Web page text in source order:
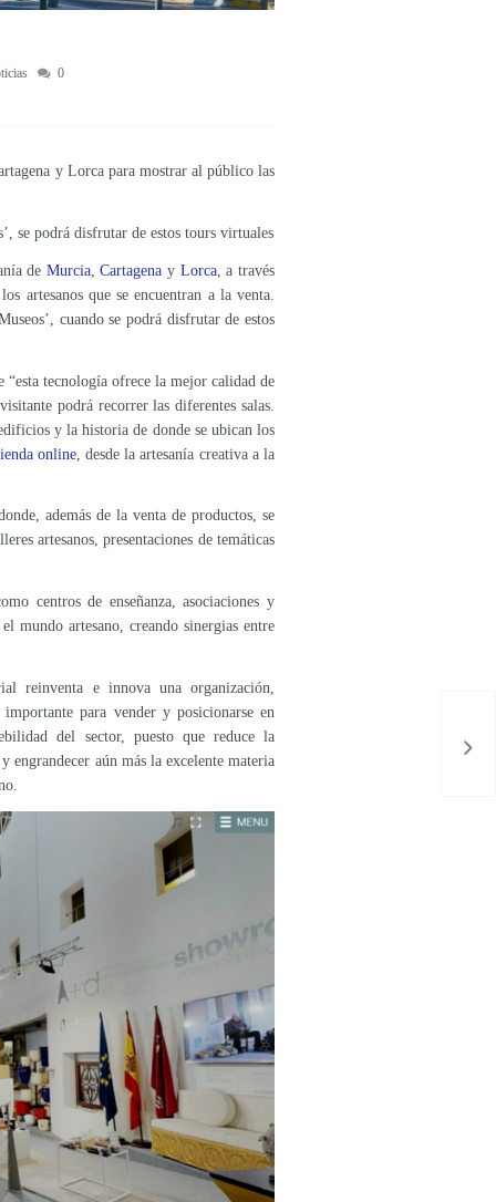
0
y Lorca para mostrar al público las
se podrá disfrutar de estos tours virtuales
de Murcia,Cartagena y Lorca, a través
artesanos que se encuentran a la venta.
cuando se podrá disfrutar de estos
tecnología ofrece la mejor calidad de
podrá recorrer las diferentes salas.
y la historia de donde se ubican los
online, desde la artesanía creativa a la
además de la venta de productos, se
artesanos, presentaciones de temáticas
centros de enseñanza, asociaciones y
mundo artesano, creando sinergias entre
reinventa e innova una organización,
para vender y posicionarse en
del sector, puesto que reduce la
engrandecer aún más la excelente materia